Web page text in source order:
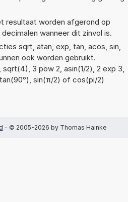
resultaat worden afgerond op
wanneer dit zinvol is.
sqrt, atan, exp, tan, acos, sin,
ook worden gebruikt.
3 pow 2, asin(1/2), 2 exp 3,
sin(π/2) of cos(pi/2)
- © 2005-2026 by Thomas Hainke